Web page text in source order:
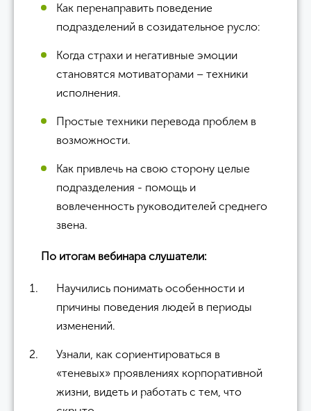
Как перенаправить поведение
подразделений в созидательное русло:
Когда страхи и негативные эмоции
становятся мотиваторами – техники
исполнения.
Простые техники перевода проблем в
возможности.
Как привлечь на свою сторону целые
подразделения - помощь и
вовлеченность руководителей среднего
звена.
По итогам вебинара слушатели:
Научились понимать особенности и
причины поведения людей в периоды
изменений.
Узнали, как сориентироваться в
«теневых» проявлениях корпоративной
жизни, видеть и работать с тем, что